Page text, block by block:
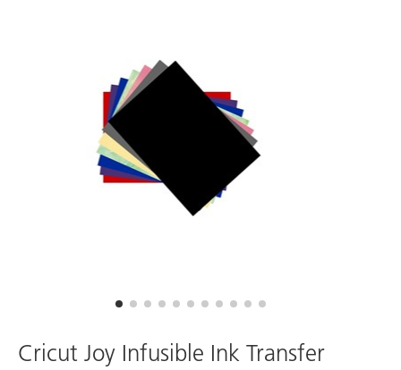
Logga in / Registrera dig
Kontakta Lekolar
Cricut Joy Infusible Ink Transfer